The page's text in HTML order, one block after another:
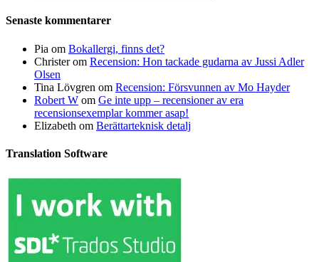
Senaste kommentarer
Pia om Bokallergi, finns det?
Christerom Recension: Hon tackade gudarna av Jussi Adler
Olsen
Tina Lövgren om Recension: Försvunnen av Mo Hayder
Robert W om Ge inte upp – recensioner av era
recensionsexemplar kommer asap!
Elizabeth om Berättarteknisk detalj
Translation Software